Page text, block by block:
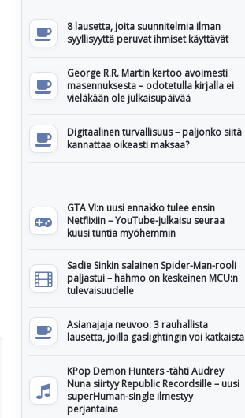
8 lausetta, joita suunnitelmia ilman
syyllisyyttä peruvat ihmiset käyttävät
George R.R. Martin kertoo avoimesti
masennuksesta – odotetulla kirjalla ei
vieläkään ole julkaisupäivää
Digitaalinen turvallisuus – paljonko siitä
kannattaa oikeasti maksaa?
GTA VI:n uusi ennakko tulee ensin
Netflixiin – YouTube-julkaisu seuraa
kuusi tuntia myöhemmin
Sadie Sinkin salainen Spider-Man-rooli
paljastui – hahmo on keskeinen MCU:n
tulevaisuudelle
Asianajaja neuvoo: 3 rauhallista
lausetta, joilla gaslightingin voi katkaista
KPop Demon Hunters -tähti Audrey
Nuna siirtyy Republic Recordsille – uusi
superHuman-single ilmestyy
perjantaina